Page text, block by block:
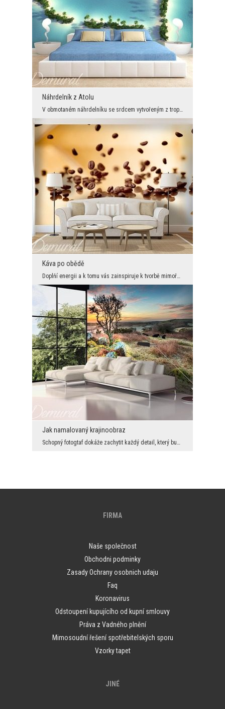
Náhrdelník z Atolu
V obmotaném náhrdelníku se srdcem vytvořeným z tropických palem. V jeho středu se leží jedno z ne...
Káva po obědě
Doplňí energii a k tomu vás zainspiruje k tvorbě mimořádných nástěnných dekorací. Může být výjmeč...
Jak namalovaný krajinoobraz
Schopný fotogtaf dokáže zachytit každý detail, který bude do nekonečna připomínat pohádkově ručně...
FIRMA
Naše společnost
Obchodni podminky
Zasady Ochrany osobnich udaju
Faq
Koronavirus
Odstoupení kupujícího od kupní smlouvy
Práva z Vadného plnění
Mimosoudní řešení spotřebitelských sporu
Vzorky tapet
JINÉ